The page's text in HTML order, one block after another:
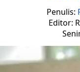
Penulis:
Editor: